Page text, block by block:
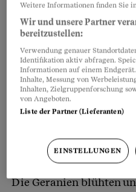
Ein neuer Beamter
Die Geranien blühten
Weitere Informationen finden Sie
Wir und unsere Partner
bereitzustellen:
Verwendung genauer
Identifikation aktiv abfragen.
Informationen auf einem
Inhalte, Messung von
Inhalten, Zielgruppenforschung
von Angeboten.
Liste der Partner (Lieferanten)
EINSTELLUNGEN